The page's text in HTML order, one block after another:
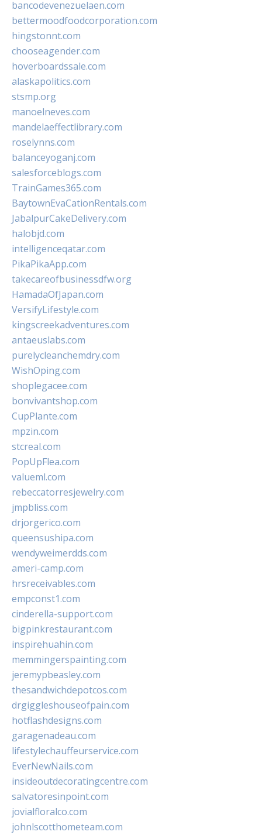
bancodevenezuelaen.com
bettermoodfoodcorporation.com
hingstonnt.com
chooseagender.com
hoverboardssale.com
alaskapolitics.com
stsmp.org
manoelneves.com
mandelaeffectlibrary.com
roselynns.com
balanceyoganj.com
salesforceblogs.com
TrainGames365.com
BaytownEvaCationRentals.com
JabalpurCakeDelivery.com
halobjd.com
intelligenceqatar.com
PikaPikaApp.com
takecareofbusinessdfw.org
HamadaOfJapan.com
VersifyLifestyle.com
kingscreekadventures.com
antaeuslabs.com
purelycleanchemdry.com
WishOping.com
shoplegacee.com
bonvivantshop.com
CupPlante.com
mpzin.com
stcreal.com
PopUpFlea.com
valueml.com
rebeccatorresjewelry.com
jmpbliss.com
drjorgerico.com
queensushipa.com
wendyweimerdds.com
ameri-camp.com
hrsreceivables.com
empconst1.com
cinderella-support.com
bigpinkrestaurant.com
inspirehuahin.com
memmingerspainting.com
jeremypbeasley.com
thesandwichdepotcos.com
drgiggleshouseofpain.com
hotflashdesigns.com
garagenadeau.com
lifestylechauffeurservice.com
EverNewNails.com
insideoutdecoratingcentre.com
salvatoresinpoint.com
jovialfloralco.com
johnlscotthometeam.com